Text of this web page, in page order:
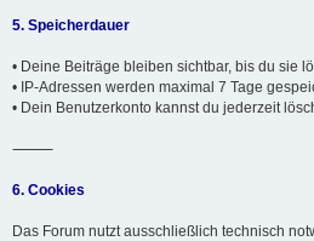
5. Speicherdauer
• Deine Beiträge bleiben sichtbar, bis du sie
• IP-Adressen werden maximal 7 Tage
• Dein Benutzerkonto kannst du jederzeit
⸻
6. Cookies
Das Forum nutzt ausschließlich technisch